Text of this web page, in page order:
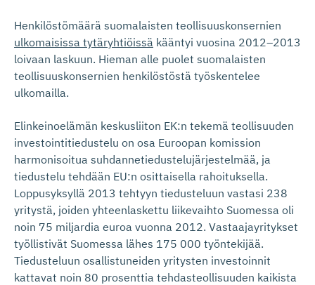
Henkilöstömäärä suomalaisten teollisuuskonsernien
ulkomaisissa tytäryhtiöissä kääntyi vuosina 2012–2013
loivaan laskuun. Hieman alle puolet suomalaisten
teollisuuskonsernien henkilöstöstä työskentelee
ulkomailla.
Elinkeinoelämän keskusliiton EK:n tekemä teollisuuden
investointitiedustelu on osa Euroopan komission
harmonisoitua suhdannetiedustelujärjestelmää, ja
tiedustelu tehdään EU:n osittaisella rahoituksella.
Loppusyksyllä 2013 tehtyyn tiedusteluun vastasi 238
yritystä, joiden yhteenlaskettu liikevaihto Suomessa oli
noin 75 miljardia euroa vuonna 2012. Vastaajayritykset
työllistivät Suomessa lähes 175 000 työntekijää.
Tiedusteluun osallistuneiden yritysten investoinnit
kattavat noin 80 prosenttia tehdasteollisuuden kaikista